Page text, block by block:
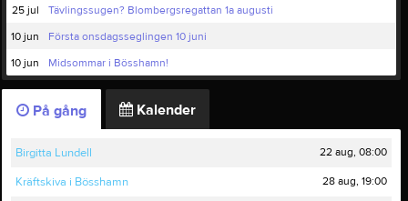
25 jul
Tävlingssugen? Blombergsregattan 1a augusti
10 jun
Första onsdagsseglingen 10 juni
10 jun
Midsommar i Bösshamn!
På gång Kalender
Birgitta Lundell 22 aug, 08:00
Kräftskiva i Bösshamn 28 aug, 19:00